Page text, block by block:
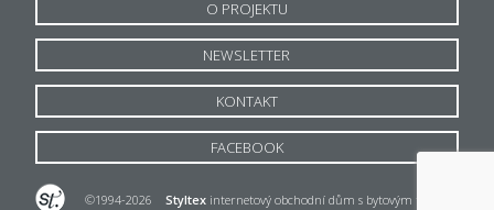
O PROJEKTU
NEWSLETTER
KONTAKT
FACEBOOK
©1994-2026 Styltexinternetový obchodní dům s bytovým textilem